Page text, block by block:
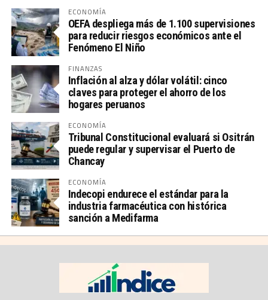
ECONOMÍA
OEFA despliega más de 1.100 supervisiones
para reducir riesgos económicos ante el
Fenómeno El Niño
FINANZAS
Inflación al alza y dólar volátil: cinco
claves para proteger el ahorro de los
hogares peruanos
ECONOMÍA
Tribunal Constitucional evaluará si Ositrán
puede regular y supervisar el Puerto de
Chancay
ECONOMÍA
Indecopi endurece el estándar para la
industria farmacéutica con histórica
sanción a Medifarma